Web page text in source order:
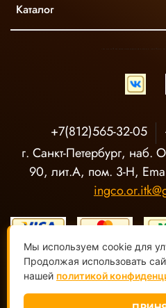
Каталог
+7(812)565-32-05
г. Санкт-Петербург, наб.
90, лит.А, пом. 3-Н,
ООО "О-Р ИТК" Магазин
Мы используем cookie для
Продолжая использовать
нашей политикой